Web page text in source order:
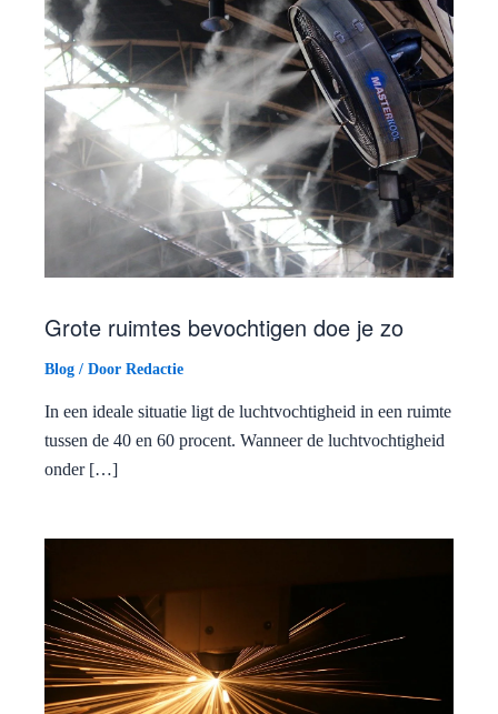
Grote ruimtes bevochtigen doe je zo
Blog / Door Redactie
In een ideale situatie ligt de luchtvochtigheid in een ruimte
tussen de 40 en 60 procent. Wanneer de luchtvochtigheid
onder […]